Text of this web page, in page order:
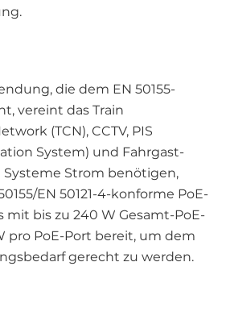
die dem EN 50155-
vereint das Train
(TCN), CCTV, PIS
System) und Fahrgast-
Systeme Strom benötigen,
EN 50121-4-konforme PoE-
bis zu 240 W Gesamt-PoE-
pro PoE-Port bereit, um dem
gerecht zu werden.